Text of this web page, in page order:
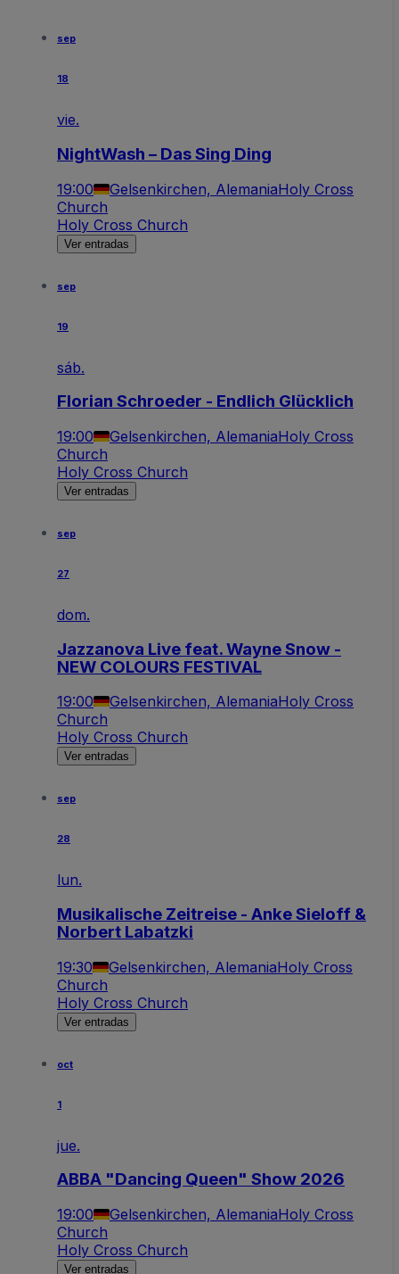
sep
18
vie.
NightWash – Das Sing Ding
19:00 Gelsenkirchen, AlemaniaHoly Cross
Church
Holy Cross Church
Ver entradas
sep
19
sáb.
Florian Schroeder - Endlich Glücklich
19:00 Gelsenkirchen, AlemaniaHoly Cross
Church
Holy Cross Church
Ver entradas
sep
27
dom.
Jazzanova Live feat. Wayne Snow -
NEW COLOURS FESTIVAL
19:00 Gelsenkirchen, AlemaniaHoly Cross
Church
Holy Cross Church
Ver entradas
sep
28
lun.
Musikalische Zeitreise - Anke Sieloff &
Norbert Labatzki
19:30 Gelsenkirchen, AlemaniaHoly Cross
Church
Holy Cross Church
Ver entradas
oct
1
jue.
ABBA "Dancing Queen" Show 2026
19:00 Gelsenkirchen, AlemaniaHoly Cross
Church
Holy Cross Church
Ver entradas